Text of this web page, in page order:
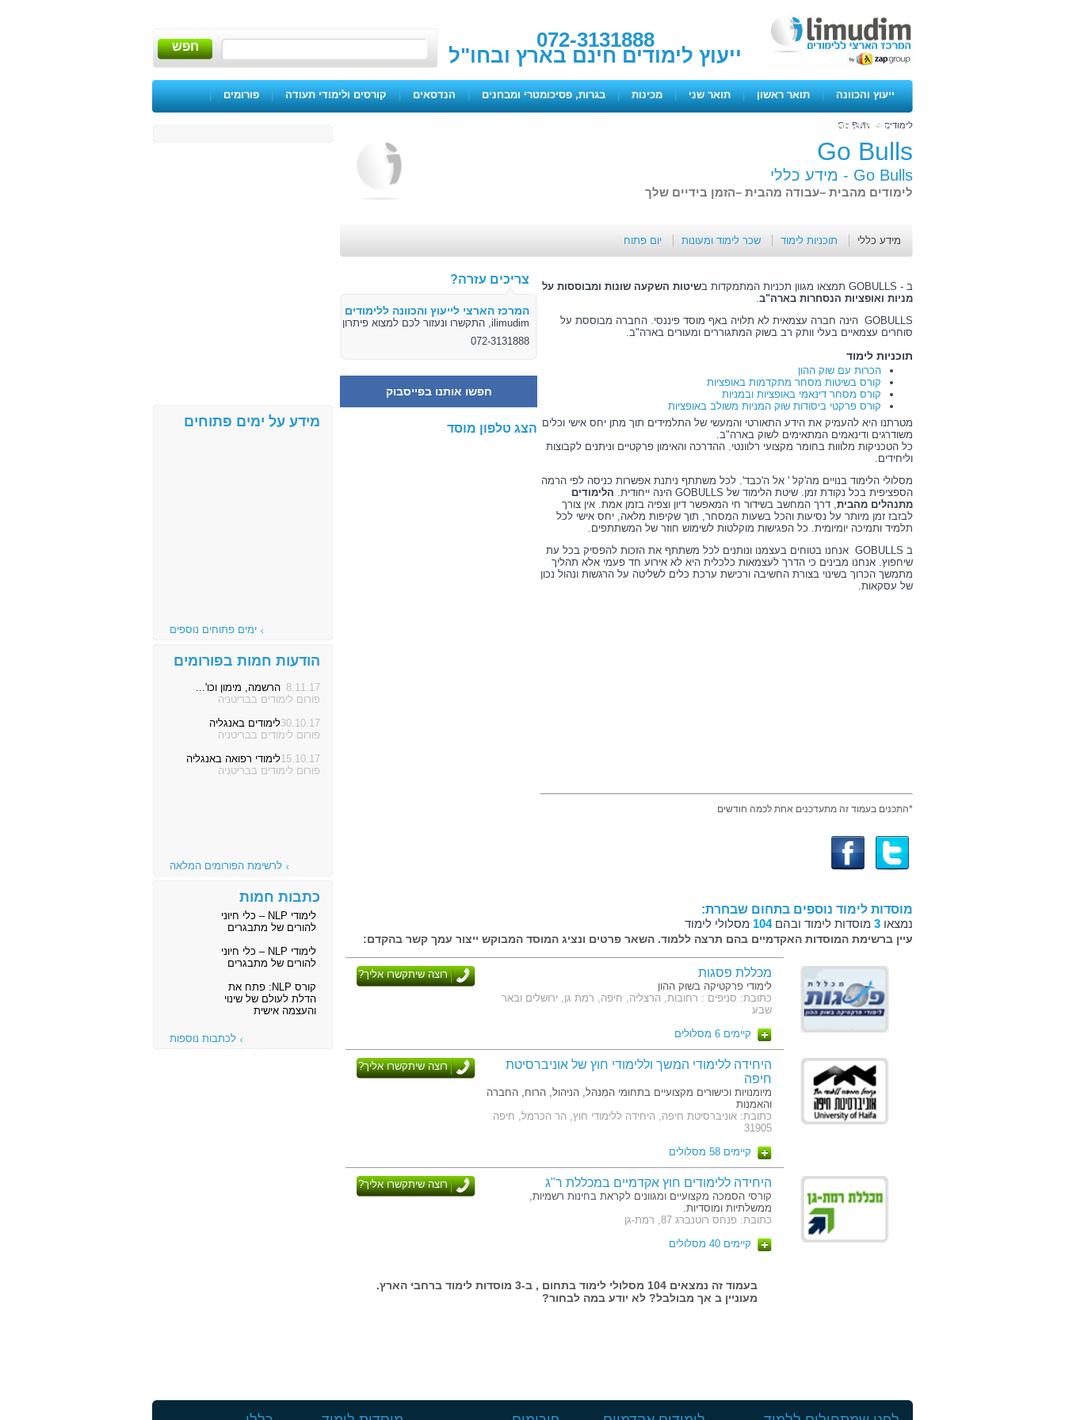
072-3131888
ייעוץ לימודים חינם בארץ ובחו"ל חפש
ייעוץ והכוונה | תואר ראשון | תואר שני | מכינות | בגרות, פסיכומטרי ומבחנים | הנדסאים | קורסים ולימודי תעודה | פורומים |
ימים פתוחיםלימודים >
Go Bulls
Go Bulls
Go Bulls - מידע כללי
לימודים מהבית –עבודה מהבית –הזמן בידיים שלך
מידע כללי תוכניות לימוד שכר לימוד ומעונות יום פתוח
צריכים עזרה?
המרכז הארצי לייעוץ והכוונה ללימודים
ilimudim, התקשרו ונעזור לכם למצוא פיתרון
072-3131888
חפשו אותנו בפייסבוק
הצג טלפון מוסד
ב - GOBULLS תמצאו מגוון תכניות המתמקדות ב
שיטות השקעה שונות ומבוססות על
מניות ואופציות הנסחרות בארה"ב.
GOBULLS הינה חברה עצמאית לא תלויה באף מוסד פיננסי. החברה מבוססת על
סוחרים עצמאיים בעלי וותק רב בשוק המתגוררים ומעורים בארה"ב.
תוכניות לימוד
הכרות עם שוק ההון
קורס בשיטות מסחר מתקדמות באופציות
קורס מסחר דינאמי באופציות ובמניות
קורס פרקטי ביסודות שוק המניות משולב באופציות
מטרתנו היא להעמיק את הידע התאורטי והמעשי של התלמידים תוך מתן יחס אישי וכלים
משודרגים ודינאמים המתאימים לשוק בארה"ב.
כל הטכניקות מלווות בחומר מקצועי רלוונטי. ההדרכה והאימון פרקטיים וניתנים לקבוצות
וליחידים.
מסלולי הלימוד בנויים מה'קל ' אל ה'כבד'. לכל משתתף ניתנת אפשרות כניסה לפי הרמה
הספציפית בכל נקודת זמן. שיטת הלימוד של GOBULLS הינה ייחודית.
הלימודים
מתנהלים מהבית, דרך המחשב בשידור חי המאפשר דיון וצפיה בזמן אמת. אין צורך
לבזבז זמן מיותר על נסיעות והכל בשעות המסחר, תוך שקיפות מלאה, יחס אישי לכל
תלמיד ותמיכה יומיומית. כל הפגישות מוקלטות לשימוש חוזר של המשתתפים.
ב GOBULLS אנחנו בטוחים בעצמנו ונותנים לכל משתתף את הזכות להפסיק בכל עת
שיחפוץ. אנחנו מבינים כי הדרך לעצמאות כלכלית היא לא אירוע חד פעמי אלא תהליך
מתמשך הכרוך בשינוי בצורת החשיבה ורכישת ערכת כלים לשליטה על הרגשות ונהול נכון
של עסקאות.
*התכנים בעמוד זה מתעדכנים אחת לכמה חודשים
מוסדות לימוד נוספים בתחום שבחרת:
נמצאו 3 מוסדות לימוד ובהם104 מסלולי לימוד
עיין ברשימת המוסדות האקדמיים בהם תרצה ללמוד. השאר פרטים ונציג המוסד המבוקש ייצור עמך קשר בהקדם:
מכללת פסגות
לימודי פרקטיקה בשוק ההון
כתובת: סניפים : רחובות, הרצליה, חיפה, רמת גן, ירושלים ובאר
שבע
רוצה שיתקשרו אליך?
קיימים 6 מסלולים
היחידה ללימודי המשך וללימודי חוץ של אוניברסיטת
חיפה
מיומנויות וכישורים מקצועיים בתחומי המִנהל, הניהול, הרוח, החברה
והאמנות
כתובת: אוניברסיטת חיפה, היחידה ללימודי חוץ, הר הכרמל, חיפה
31905
רוצה שיתקשרו אליך?
קיימים 58 מסלולים
היחידה ללימודים חוץ אקדמיים במכללת ר"ג
קורסי הסמכה מקצועיים ומגוונים לקראת בחינות רשמיות,
ממשלתיות ומוסדיות.
כתובת: פנחס רוטנברג 87, רמת-גן
רוצה שיתקשרו אליך?
קיימים 40 מסלולים
בעמוד זה נמצאים 104 מסלולי לימוד בתחום , ב-3 מוסדות לימוד ברחבי הארץ.
מעוניין ב אך מבולבל? לא יודע במה לבחור?
מידע על ימים פתוחים
ימים פתוחים נוספים
הודעות חמות בפורומים
8.11.17 הרשמה, מימון וכו'...
פורום לימודים בבריטניה
30.10.17לימודים באנגליה
פורום לימודים בבריטניה
15.10.17לימודי רפואה באנגליה
פורום לימודים בבריטניה
לרשימת הפורומים המלאה
כתבות חמות
לימודי NLP – כלי חיוני
להורים של מתבגרים
לימודי NLP – כלי חיוני
להורים של מתבגרים
קורס NLP: פתח את
הדלת לעולם של שינוי
והעצמה אישית
לכתבות נוספות